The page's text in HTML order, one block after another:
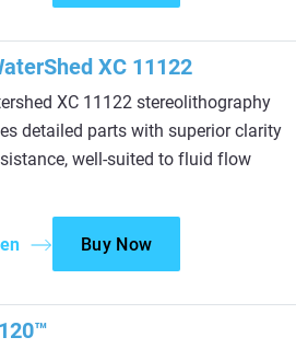
XC 11122
XC 11122 stereolithography
detailed parts with superior clarity
well-suited to fluid flow
Buy Now